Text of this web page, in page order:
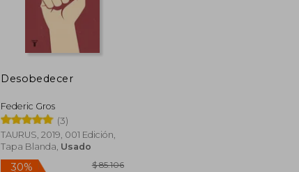
Desobedecer
Federic Gros
(3)
TAURUS, 2019, 001 Edición,
Tapa Blanda, Usado